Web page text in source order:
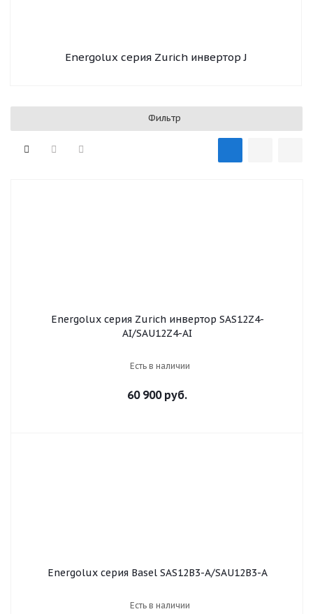
Energolux серия Zurich инвертор J
Фильтр
Energolux серия Zurich инвертор SAS12Z4-
AI/SAU12Z4-AI
Есть в наличии
60 900 руб.
Energolux серия Basel SAS12B3-A/SAU12B3-A
Есть в наличии